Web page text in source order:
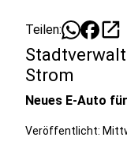
Teilen: open_in_new
Strom
Neues E-Auto
Veröffentlicht: